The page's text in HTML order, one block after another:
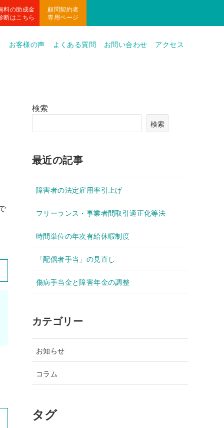
料の助成金
断はこちら
顧問契約者
専用ページ
お客様の声 よくある質問 お問い合わせ アクセス
検索
検索
最近の記事
障害者の法定雇用率引上げ
フリーランス・事業者間取引適正化等法
時間単位の年次有給休暇制度
「配偶者手当」の見直し
傷病手当金と障害年金の調整
カテゴリー
お知らせ
コラム
タグ